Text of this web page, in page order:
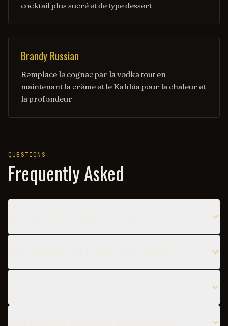
cocktail plus sucré et de type dessert
Brandy Russian
Remplace le cognac par la vodka tout en
maintenant la crème et le Kahlúa pour la chaleur et
la profondeur
QUESTIONS
Frequently Asked